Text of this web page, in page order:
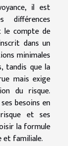
il est
différences
le compte de
dans un
minimales
tandis que la
mais exige
du risque.
besoins en
et ses
la formule
et familiale.